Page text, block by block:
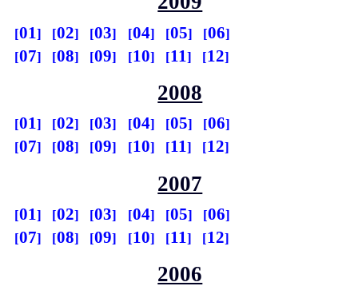
01 02 03 04 05
06
07
08 09 10 11 12
2008
01 02 03 04 05
06
07
08 09 10 11 12
2007
01 02 03 04 05
06
07
08 09 10 11 12
2006